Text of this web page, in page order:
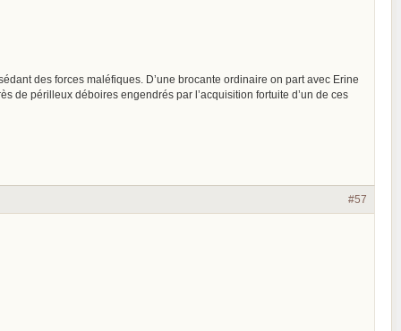
des forces maléfiques. D’une brocante ordinaire on part avec Erine
de périlleux déboires engendrés par l’acquisition fortuite d’un de ces
#57